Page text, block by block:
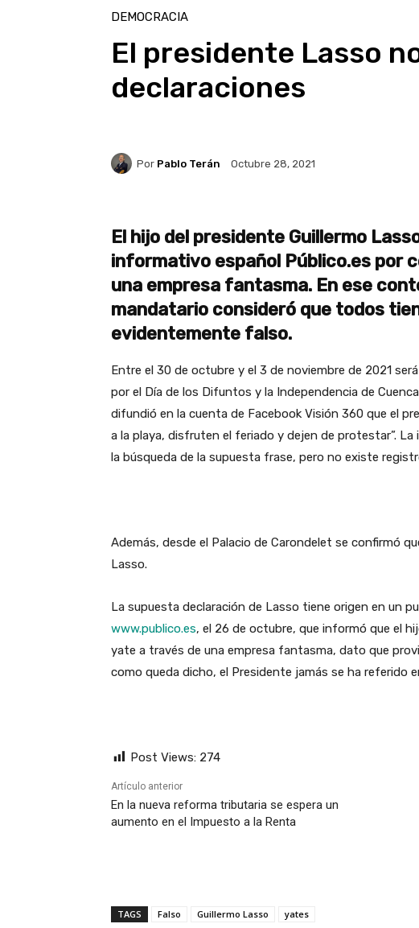
DEMOCRACIA
El presidente Lasso
declaraciones
Por Pablo Terán Octubre 28, 2021
El hijo del presidente Guillermo
informativo español Público.es por
una empresa fantasma. En ese
mandatario consideró que todos
evidentemente falso.
Entre el 30 de octubre y el 3 de noviembre de 2021
por el Día de los Difuntos y la Independencia de
difundió en la cuenta de Facebook Visión 360 que el
a la playa, disfruten el feriado y dejen de protestar”.
la búsqueda de la supuesta frase, pero no existe
Además, desde el Palacio de Carondelet se confirmó
Lasso.
La supuesta declaración de Lasso tiene origen en un
www.publico.es, el 26 de octubre, que informó que el
yate a través de una empresa fantasma, dato que
como queda dicho, el Presidente jamás se ha referido
Post Views: 274
Artículo anterior
En la nueva reforma tributaria se espera un
aumento en el Impuesto a la Renta
TAGS Falso Guillermo Lasso yates